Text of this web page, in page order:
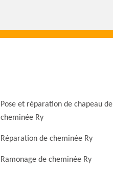
Pose et réparation de chapeau de
cheminée Ry
Réparation de cheminée Ry
Ramonage de cheminée Ry